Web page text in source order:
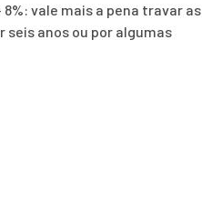
8%: vale mais a pena travar as
seis anos ou por algumas